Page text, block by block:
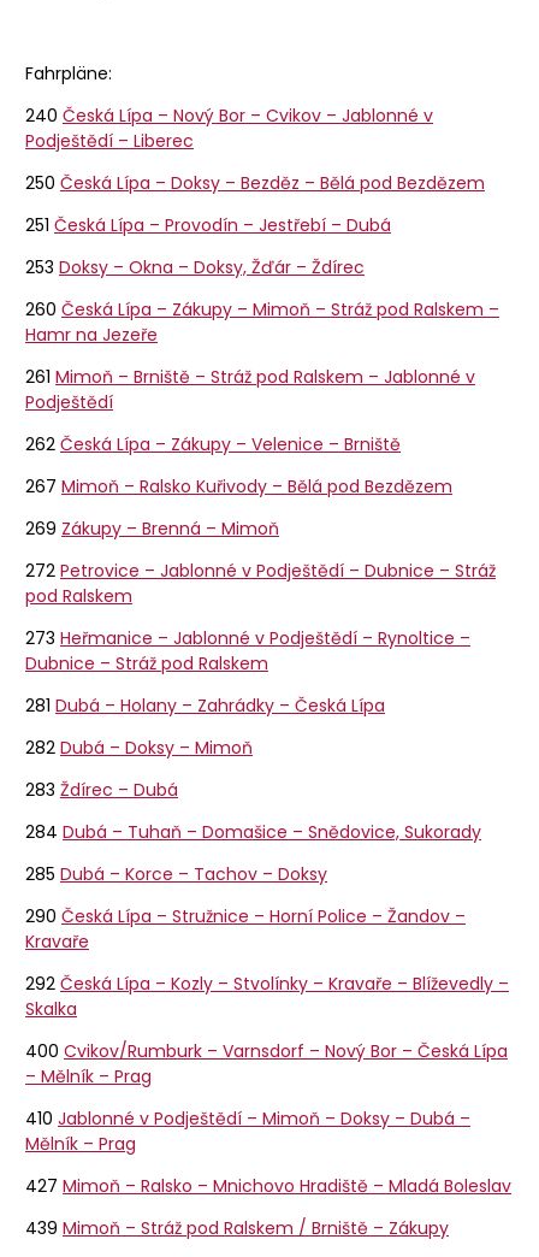
Fahrpläne:
240 Česká Lípa – Nový Bor – Cvikov – Jablonné v
Podještědí – Liberec
250 Česká Lípa – Doksy – Bezděz – Bělá pod Bezdězem
251 Česká Lípa – Provodín – Jestřebí – Dubá
253 Doksy – Okna – Doksy, Žďár – Ždírec
260 Česká Lípa – Zákupy – Mimoň – Stráž pod Ralskem –
Hamr na Jezeře
261 Mimoň – Brniště – Stráž pod Ralskem – Jablonné v
Podještědí
262 Česká Lípa – Zákupy – Velenice – Brniště
267 Mimoň – Ralsko Kuřivody – Bělá pod Bezdězem
269 ​​​​​​Zákupy – Brenná – Mimoň
272 Petrovice – Jablonné v Podještědí – Dubnice – Stráž
pod Ralskem
273 Heřmanice – Jablonné v Podještědí – Rynoltice –
Dubnice – Stráž pod Ralskem
281 Dubá – Holany – Zahrádky – Česká Lípa
282 Dubá – Doksy – Mimoň
283 Ždírec – Dubá
284 Dubá – Tuhaň – Domašice – Snědovice, Sukorady
285 Dubá – Korce – Tachov – Doksy
290 Česká Lípa – Stružnice – Horní Police – Žandov –
Kravaře
292 Česká Lípa – Kozly – Stvolínky – Kravaře – Blíževedly –
Skalka
400 Cvikov/Rumburk – Varnsdorf – Nový Bor – Česká Lípa
– Mělník – Prag
410 Jablonné v Podještědí – Mimoň – Doksy – Dubá –
Mělník – Prag
427 Mimoň – Ralsko – Mnichovo Hradiště – Mladá Boleslav
439 Mimoň – Stráž pod Ralskem / Brniště – Zákupy